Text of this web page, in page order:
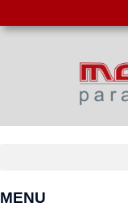
MENU